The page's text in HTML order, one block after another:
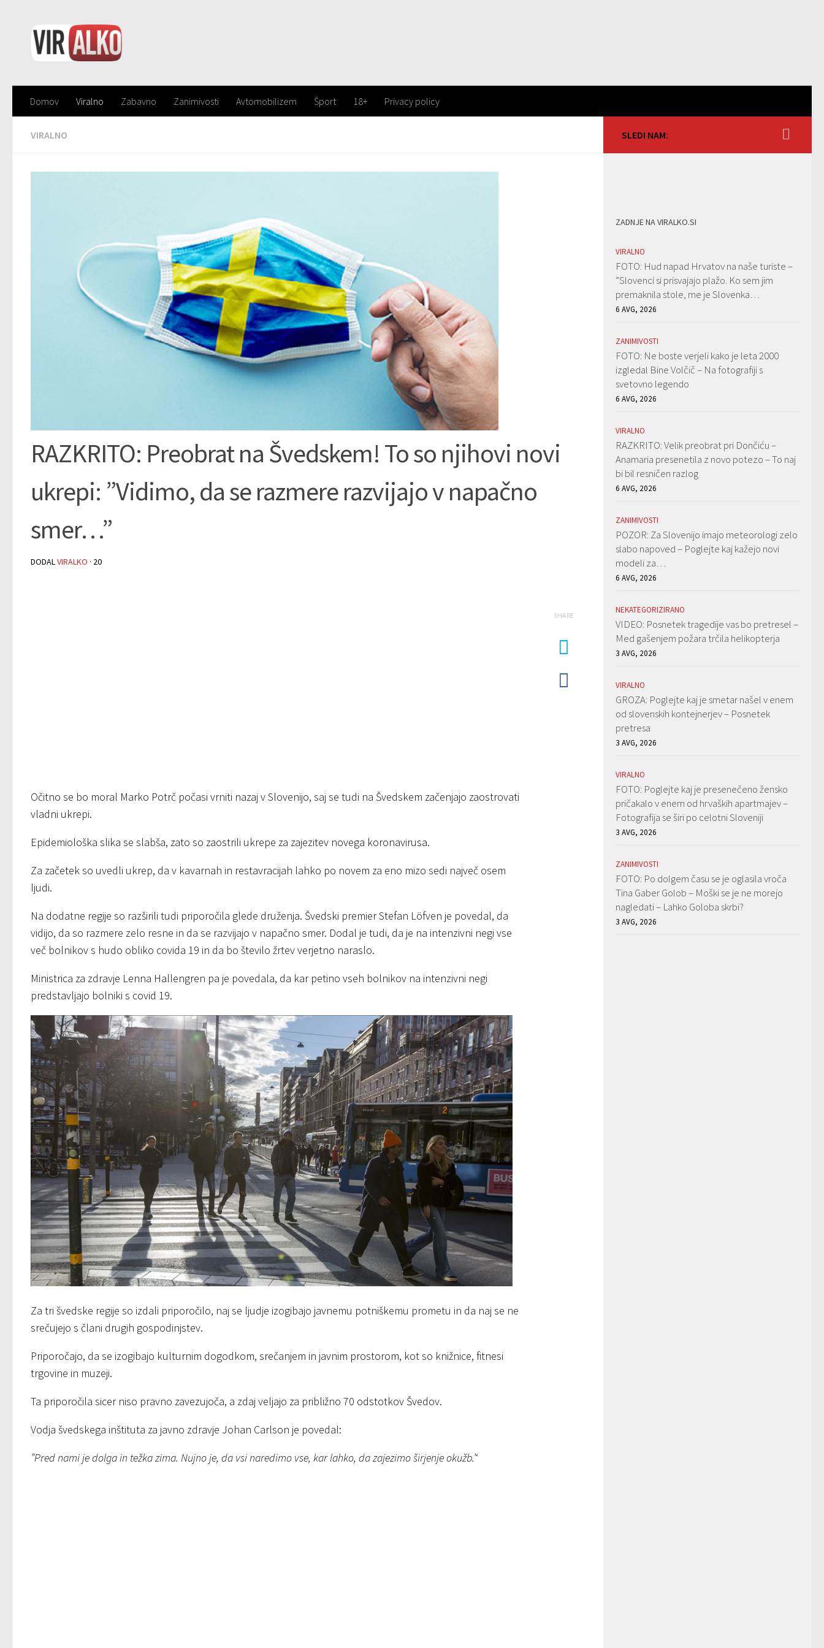
Domov Viralno Zabavno Zanimivosti Avtomobilizem Šport 18+ Privacy policy
VIRALNO
RAZKRITO: Preobrat na Švedskem! To so njihovi novi
ukrepi: ”Vidimo, da se razmere razvijajo v napačno
smer…”
DODALVIRALKO · 20
Očitno se bo moral Marko Potrč počasi vrniti nazaj v Slovenijo, saj se tudi na Švedskem začenjajo zaostrovati
vladni ukrepi.
Epidemiološka slika se slabša, zato so zaostrili ukrepe za zajezitev novega koronavirusa.
Za začetek so uvedli ukrep, da v kavarnah in restavracijah lahko po novem za eno mizo sedi največ osem
ljudi.
Na dodatne regije so razširili tudi priporočila glede druženja. Švedski premier Stefan Löfven je povedal, da
vidijo, da so razmere zelo resne in da se razvijajo v napačno smer. Dodal je tudi, da je na intenzivni negi vse
več bolnikov s hudo obliko covida 19 in da bo število žrtev verjetno naraslo.
Ministrica za zdravje Lenna Hallengren pa je povedala, da kar petino vseh bolnikov na intenzivni negi
predstavljajo bolniki s covid 19.
Za tri švedske regije so izdali priporočilo, naj se ljudje izogibajo javnemu potniškemu prometu in da naj se ne
srečujejo s člani drugih gospodinjstev.
Priporočajo, da se izogibajo kulturnim dogodkom, srečanjem in javnim prostorom, kot so knižnice, fitnesi
trgovine in muzeji.
Ta priporočila sicer niso pravno zavezujoča, a zdaj veljajo za približno 70 odstotkov Švedov.
Vodja švedskega inštituta za javno zdravje Johan Carlson je povedal:
”Pred nami je dolga in težka zima. Nujno je, da vsi naredimo vse, kar lahko, da zajezimo širjenje okužb.’‘
SHARE
SLEDI NAM:
ZADNJE NA VIRALKO.SI
VIRALNO
FOTO: Hud napad Hrvatov na naše turiste –
”Slovenci si prisvajajo plažo. Ko sem jim
premaknila stole, me je Slovenka…
6 AVG, 2026
ZANIMIVOSTI
FOTO: Ne boste verjeli kako je leta 2000
izgledal Bine Volčič – Na fotografiji s
svetovno legendo
6 AVG, 2026
VIRALNO
RAZKRITO: Velik preobrat pri Dončiću –
Anamaria presenetila z novo potezo – To naj
bi bil resničen razlog
6 AVG, 2026
ZANIMIVOSTI
POZOR: Za Slovenijo imajo meteorologi zelo
slabo napoved – Poglejte kaj kažejo novi
modeli za…
6 AVG, 2026
NEKATEGORIZIRANO
VIDEO: Posnetek tragedije vas bo pretresel –
Med gašenjem požara trčila helikopterja
3 AVG, 2026
VIRALNO
GROZA: Poglejte kaj je smetar našel v enem
od slovenskih kontejnerjev – Posnetek
pretresa
3 AVG, 2026
VIRALNO
FOTO: Poglejte kaj je presenečeno žensko
pričakalo v enem od hrvaških apartmajev –
Fotografija se širi po celotni Sloveniji
3 AVG, 2026
ZANIMIVOSTI
FOTO: Po dolgem času se je oglasila vroča
Tina Gaber Golob – Moški se je ne morejo
nagledati – Lahko Goloba skrbi?
3 AVG, 2026